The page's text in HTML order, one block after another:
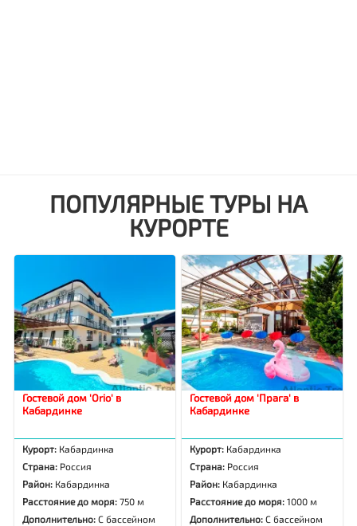
ПОПУЛЯРНЫЕ ТУРЫ НА
КУРОРТЕ
Гостевой дом 'Orio' в
Кабардинке
Курорт: Кабардинка
Страна: Россия
Район: Кабардинка
Расстояние до моря:750 м
Дополнительно:С бассейном
Гостевой дом 'Прага' в
Кабардинке
Курорт: Кабардинка
Страна: Россия
Район: Кабардинка
Расстояние до моря:1000 м
Дополнительно:С бассейном